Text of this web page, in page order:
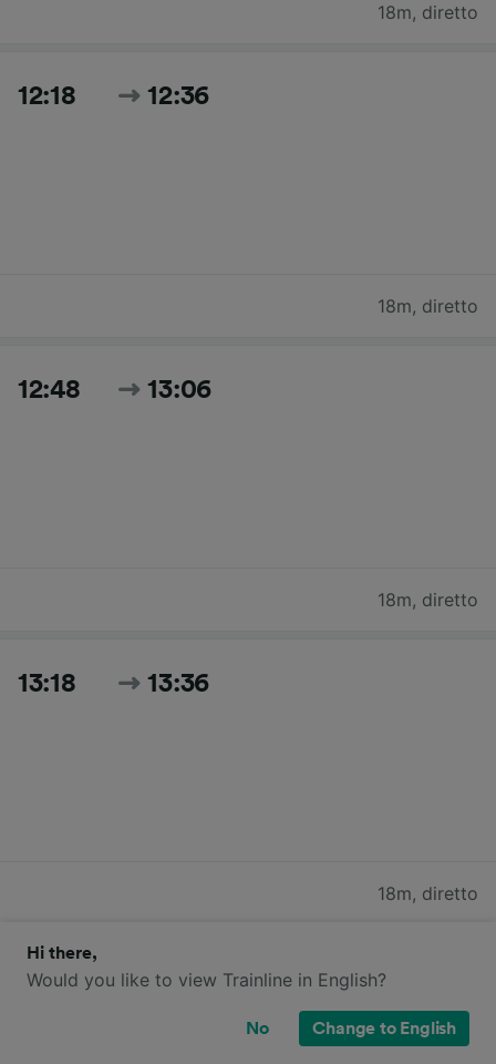
18m, diretto
12:18 12:36
18m, diretto
12:48 13:06
18m, diretto
13:18 13:36
18m, diretto
13:48 14:06
Hi there,
Would you like to view Trainline in English?
No Change to English